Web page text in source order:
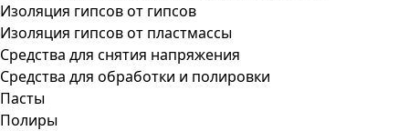
Изоляция гипсов от гипсов
Изоляция гипсов от пластмассы
Средства для снятия напряжения
Средства для обработки и полировки
Пасты
Полиры